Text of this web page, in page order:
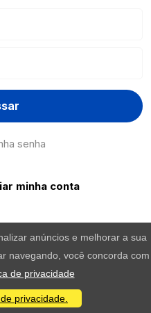
senha
minha conta
anúncios e melhorar a sua
navegando, você concorda com
de privacidade
privacidade.